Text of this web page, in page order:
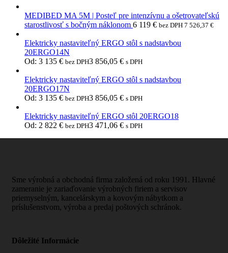
MEDIBED MA 5M | Posteľ pre intenzívnu a ošetrovateľskú
starostlivosť s bočným náklonom 6 119 € bez DPH 7 526,37 €
Elektricky nastaviteľný ERGO stôl s nadstavbou
20ERGO14N
Od: 3 135 € bez DPH3 856,05 € s DPH
Elektricky nastaviteľný ERGO stôl s nadstavbou
20ERGO17N
Od: 3 135 € bez DPH3 856,05 € s DPH
Elektricky nastaviteľný ERGO stôl 20ERGO18
Od: 2 822 € bez DPH3 471,06 € s DPH
Sme výrobná a obchodná firma založená od roku 1991. Hlavné
zameranie je zariaďovanie výrobných firiem a servisov
priemyselným, kancelárskym a kovovým nábytkom a
príslušenstvom, výroba a predaj poštových schránok.
Dôležité Informácie